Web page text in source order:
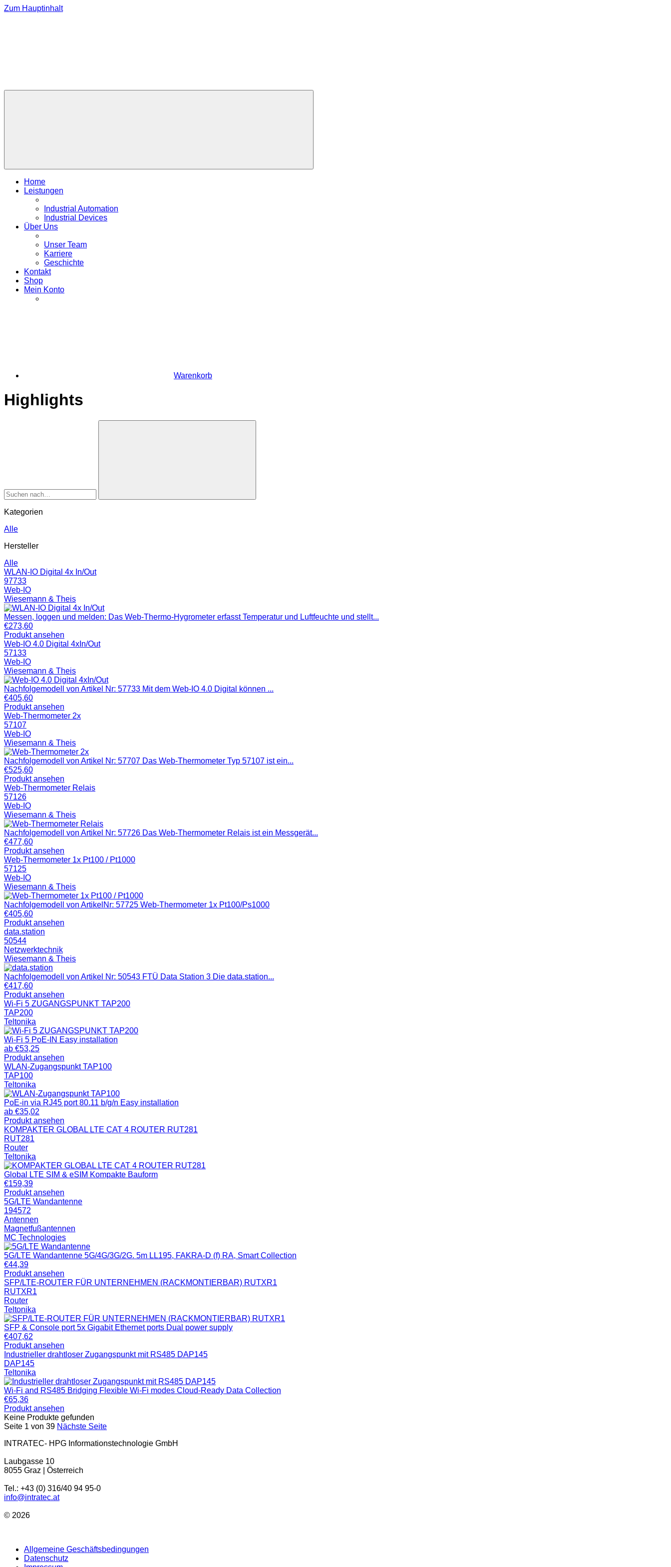
Zum Hauptinhalt
Home
Leistungen
Industrial Automation
Industrial Devices
Über Uns
Unser Team
Karriere
Geschichte
Kontakt
Shop
Mein Konto
Warenkorb
Highlights
Kategorien
Alle
Hersteller
Alle
WLAN-IO Digital 4x In/Out
97733
Web-IO
Wiesemann & Theis
Messen, loggen und melden: Das Web-Thermo-Hygrometer erfasst Temperatur und Luftfeuchte und stellt...
€273,60
Produkt ansehen
Web-IO 4.0 Digital 4xIn/Out
57133
Web-IO
Wiesemann & Theis
Nachfolgemodell von Artikel Nr: 57733 Mit dem Web-IO 4.0 Digital können ...
€405,60
Produkt ansehen
Web-Thermometer 2x
57107
Web-IO
Wiesemann & Theis
Nachfolgemodell von Artikel Nr: 57707 Das Web-Thermometer Typ 57107 ist ein...
€525,60
Produkt ansehen
Web-Thermometer Relais
57126
Web-IO
Wiesemann & Theis
Nachfolgemodell von Artikel Nr: 57726 Das Web-Thermometer Relais ist ein Messgerät...
€477,60
Produkt ansehen
Web-Thermometer 1x Pt100 / Pt1000
57125
Web-IO
Wiesemann & Theis
Nachfolgemodell von ArtikelNr: 57725 Web-Thermometer 1x Pt100/Ps1000
€405,60
Produkt ansehen
data.station
50544
Netzwerktechnik
Wiesemann & Theis
Nachfolgemodell von Artikel Nr: 50543 FTÜ Data Station 3 Die data.station...
€417,60
Produkt ansehen
Wi-Fi 5 ZUGANGSPUNKT TAP200
TAP200
Teltonika
Wi-Fi 5 PoE-IN Easy installation
ab €53,25
Produkt ansehen
WLAN-Zugangspunkt TAP100
TAP100
Teltonika
PoE-in via RJ45 port 80.11 b/g/n Easy installation
ab €35,02
Produkt ansehen
KOMPAKTER GLOBAL LTE CAT 4 ROUTER RUT281
RUT281
Router
Teltonika
Global LTE SIM & eSIM Kompakte Bauform
€159,39
Produkt ansehen
5G/LTE Wandantenne
194572
Antennen
Magnetfußantennen
MC Technologies
5G/LTE Wandantenne 5G/4G/3G/2G. 5m LL195, FAKRA-D (f) RA, Smart Collection
€44,39
Produkt ansehen
SFP/LTE-ROUTER FÜR UNTERNEHMEN (RACKMONTIERBAR) RUTXR1
RUTXR1
Router
Teltonika
SFP & Console port 5x Gigabit Ethernet ports Dual power supply
€407,62
Produkt ansehen
Industrieller drahtloser Zugangspunkt mit RS485 DAP145
DAP145
Teltonika
Wi-Fi and RS485 Bridging Flexible Wi-Fi modes Cloud-Ready Data Collection
€65,36
Produkt ansehen
Keine Produkte gefunden
Seite 1 von 39 Nächste Seite
INTRATEC- HPG Informationstechnologie GmbH
Laubgasse 10
8055 Graz | Österreich
Tel.: +43 (0) 316/40 94 95-0
info@intratec.at
© 2026
Allgemeine Geschäftsbedingungen
Datenschutz